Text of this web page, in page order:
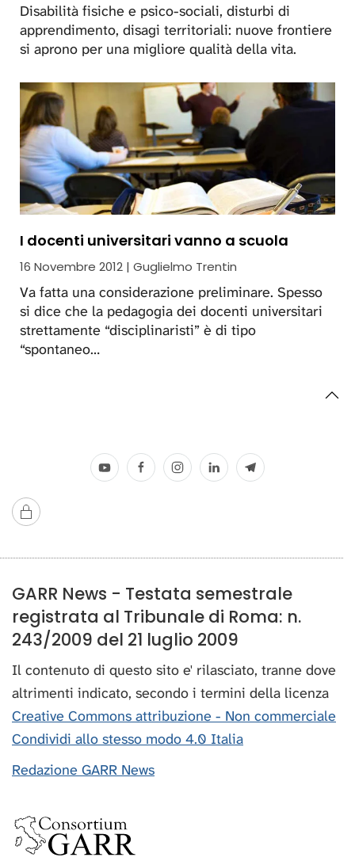
Disabilità fisiche e psico-sociali, disturbi di
apprendimento, disagi territoriali: nuove frontiere
si aprono per una migliore qualità della vita.
I docenti universitari vanno a scuola
16 Novembre 2012 | Guglielmo Trentin
Va fatta una considerazione preliminare. Spesso
si dice che la pedagogia dei docenti universitari
strettamente “disciplinaristi” è di tipo
“spontaneo…
GARR News - Testata semestrale
registrata al Tribunale di Roma: n.
243/2009 del 21 luglio 2009
Il contenuto di questo sito e' rilasciato, tranne dove
altrimenti indicato, secondo i termini della licenza
Creative Commons attribuzione - Non commerciale
Condividi allo stesso modo 4.0 Italia
Redazione GARR News